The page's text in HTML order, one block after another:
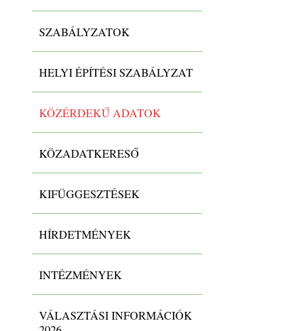
SZABÁLYZATOK
HELYI ÉPÍTÉSI SZABÁLYZAT
KÖZÉRDEKŰ ADATOK
KÖZADATKERESŐ
KIFÜGGESZTÉSEK
HÍRDETMÉNYEK
INTÉZMÉNYEK
VÁLASZTÁSI INFORMÁCIÓK